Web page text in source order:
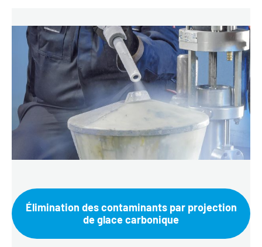
Élimination des contaminants par projection
de glace carbonique